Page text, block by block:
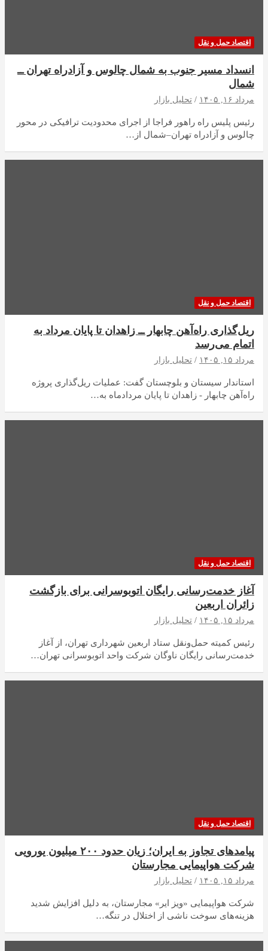
اقتصاد حمل و نقل
انسداد مسیر جنوب به شمال چالوس و آزادراه تهران ــ
شمال
مرداد ۱۶, ۱۴۰۵ تحلیل بازار
رئیس پلیس راه راهور فراجا از اجرای محدودیت ترافیکی در محور
چالوس و آزادراه تهران–شمال از…
اقتصاد حمل و نقل
ریل‌گذاری راه‌آهن چابهار ــ زاهدان تا پایان مرداد به
اتمام می‌رسد
مرداد ۱۵, ۱۴۰۵ تحلیل بازار
استاندار سیستان و بلوچستان گفت: عملیات ریل‌گذاری پروژه
راه‌آهن چابهار - زاهدان تا پایان مردادماه به…
اقتصاد حمل و نقل
آغاز خدمت‌رسانی رایگان اتوبوسرانی برای بازگشت
زائران اربعین
مرداد ۱۵, ۱۴۰۵ تحلیل بازار
رئیس کمیته حمل‌ونقل ستاد اربعین شهرداری تهران، از آغاز
خدمت‌رسانی رایگان ناوگان شرکت واحد اتوبوسرانی تهران…
اقتصاد حمل و نقل
پیامدهای تجاوز به ایران؛ زیان حدود ۲۰۰ میلیون یورویی
شرکت هواپیمایی مجارستان
مرداد ۱۵, ۱۴۰۵ تحلیل بازار
شرکت هواپیمایی «ویز ایر» مجارستان، به دلیل افزایش شدید
هزینه‌های سوخت ناشی از اختلال در تنگه…